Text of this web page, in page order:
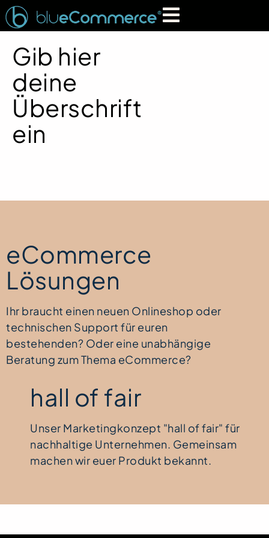
Gib hier
deine
Überschrift
ein
eCommerce
Lösungen
Ihr braucht einen neuen Onlineshop oder
technischen Support für euren
bestehenden? Oder eine unabhängige
Beratung zum Thema eCommerce?
hall of fair
Unser Marketingkonzept "hall of fair" für
nachhaltige Unternehmen. Gemeinsam
machen wir euer Produkt bekannt.